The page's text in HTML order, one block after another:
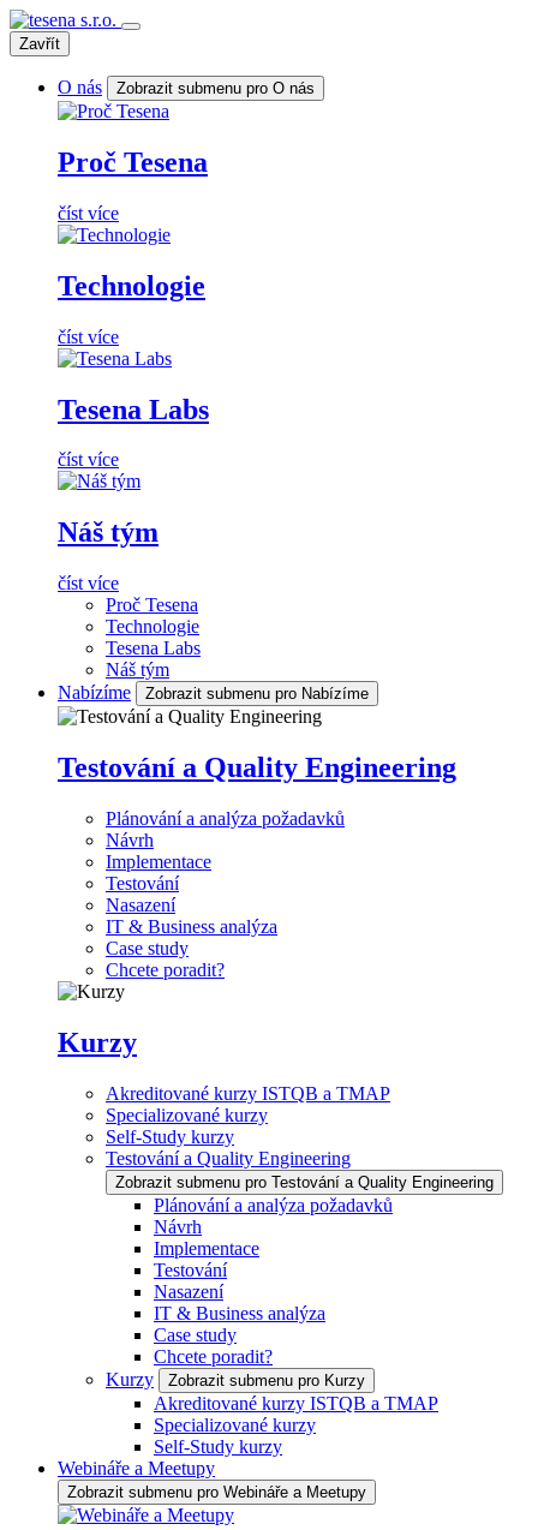
Zavřít
O nás Zobrazit submenu pro O nás
Proč Tesena
číst více
Technologie
číst více
Tesena Labs
číst více
Náš tým
číst více
Proč Tesena
Technologie
Tesena Labs
Náš tým
Nabízíme
Zobrazit submenu pro Nabízíme
Testování a Quality Engineering
Plánování a analýza požadavků
Návrh
Implementace
Testování
Nasazení
IT & Business analýza
Case study
Chcete poradit?
Kurzy
Akreditované kurzy ISTQB a TMAP
Specializované kurzy
Self-Study kurzy
Testování a Quality Engineering
Zobrazit submenu pro Testování a Quality Engineering
Plánování a analýza požadavků
Návrh
Implementace
Testování
Nasazení
IT & Business analýza
Case study
Chcete poradit?
Kurzy
Zobrazit submenu pro Kurzy
Akreditované kurzy ISTQB a TMAP
Specializované kurzy
Self-Study kurzy
Webináře a Meetupy
Zobrazit submenu pro Webináře a Meetupy